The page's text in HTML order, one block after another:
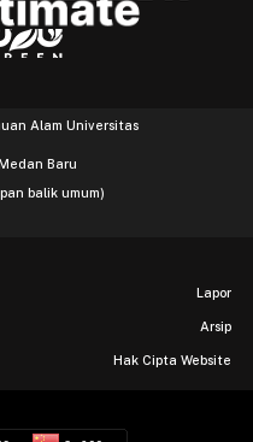
Alam Universitas
Baru
balik umum)
Lapor
Arsip
Hak Cipta Website